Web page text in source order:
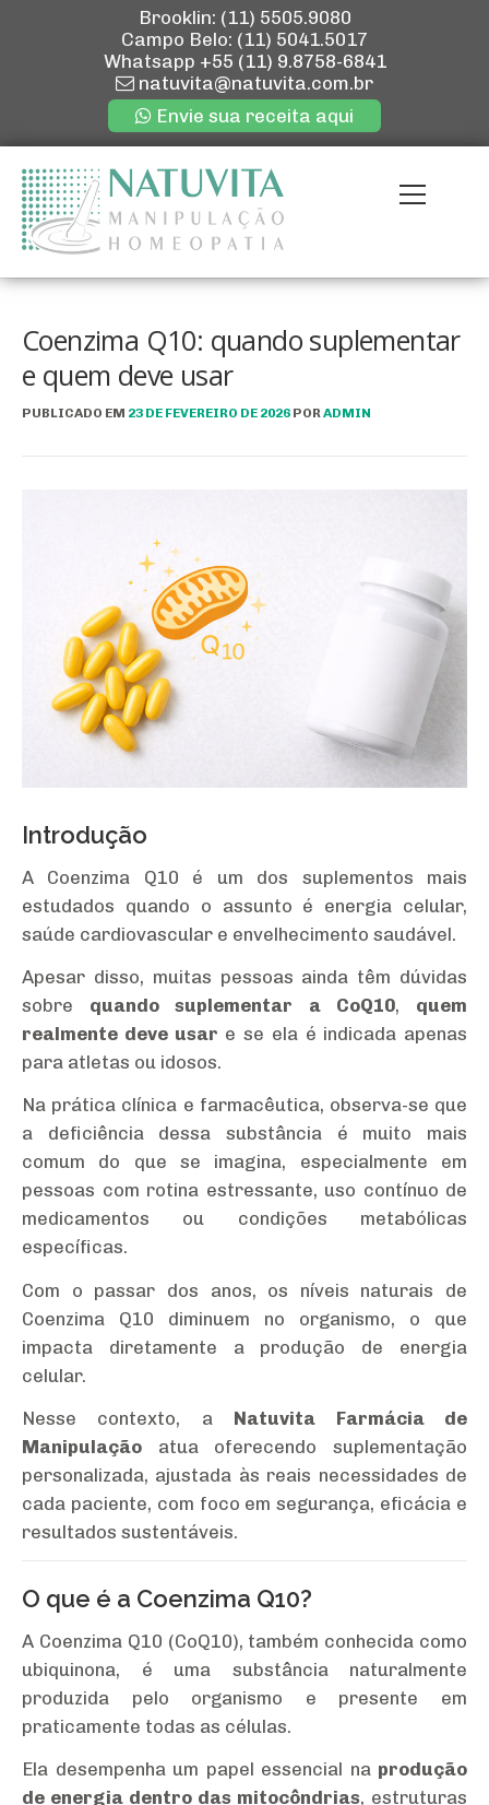
Brooklin: (11) 5505.9080
Campo Belo: (11) 5041.5017
Whatsapp +55 (11) 9.8758-6841
natuvita@natuvita.com.br
Envie sua receita aqui
para
conteúdo
Menu
QUEM SOMOS
NOSSAS
Coenzima Q10: quando suplementar
e quem deve usar
PUBLICADO EM 23 DE FEVEREIRO DE 2026 PORADMIN
Introdução
A Coenzima Q10 é um dos suplementos mais
estudados quando o assunto é energia celular,
saúde cardiovascular e envelhecimento saudável.
Apesar disso, muitas pessoas ainda têm dúvidas
sobre quando suplementar a CoQ10, quem
realmente deve usar e se ela é indicada apenas
para atletas ou idosos.
Na prática clínica e farmacêutica, observa-se que
a deficiência dessa substância é muito mais
comum do que se imagina, especialmente em
pessoas com rotina estressante, uso contínuo de
medicamentos ou condições metabólicas
específicas.
Com o passar dos anos, os níveis naturais de
Coenzima Q10 diminuem no organismo, o que
impacta diretamente a produção de energia
celular.
Nesse contexto, a Natuvita Farmácia de
Manipulação atua oferecendo suplementação
personalizada, ajustada às reais necessidades de
cada paciente, com foco em segurança, eficácia e
resultados sustentáveis.
O que é a Coenzima Q10?
A Coenzima Q10 (CoQ10), também conhecida como
ubiquinona, é uma substância naturalmente
produzida pelo organismo e presente em
praticamente todas as células.
Ela desempenha um papel essencial na produção
de energia dentro das mitocôndrias, estruturas